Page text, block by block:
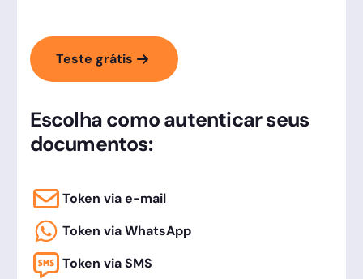
Teste grátis
Escolha como autenticar seus
documentos:
Token via e-mail
Token via WhatsApp
Token via SMS